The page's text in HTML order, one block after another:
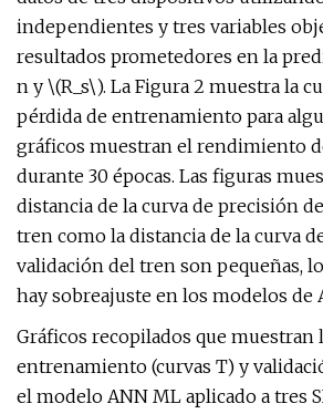
independientes y tres variables
resultados prometedores en la
n y \(R_s\). La Figura 2 muestra la
pérdida de entrenamiento para
gráficos muestran el rendimiento
durante 30 épocas. Las figuras
distancia de la curva de precisión
tren como la distancia de la curva
validación del tren son pequeñas,
hay sobreajuste en los modelos de
Gráficos recopilados que muestran
entrenamiento (curvas T) y
el modelo ANN ML aplicado a tres